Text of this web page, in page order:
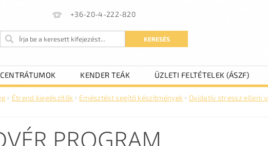
+36-20-4-222-820
KENDER TEÁK ÜZLETI FELTÉTELEK (ÁSZF)
Étrend kiegészítők Emésztést segítő készítmények Oxidatív stressz elleni
PROGRAM